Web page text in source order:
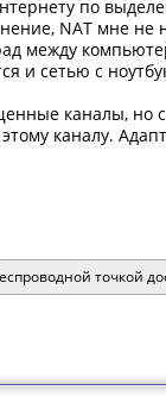
по
NAT мне
между
и сетью с
каналы, но
каналу.
точкой